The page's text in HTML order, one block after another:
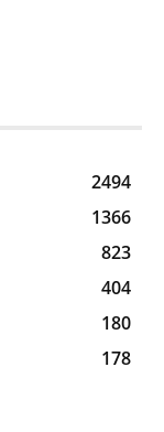
2494
1366
823
404
180
178